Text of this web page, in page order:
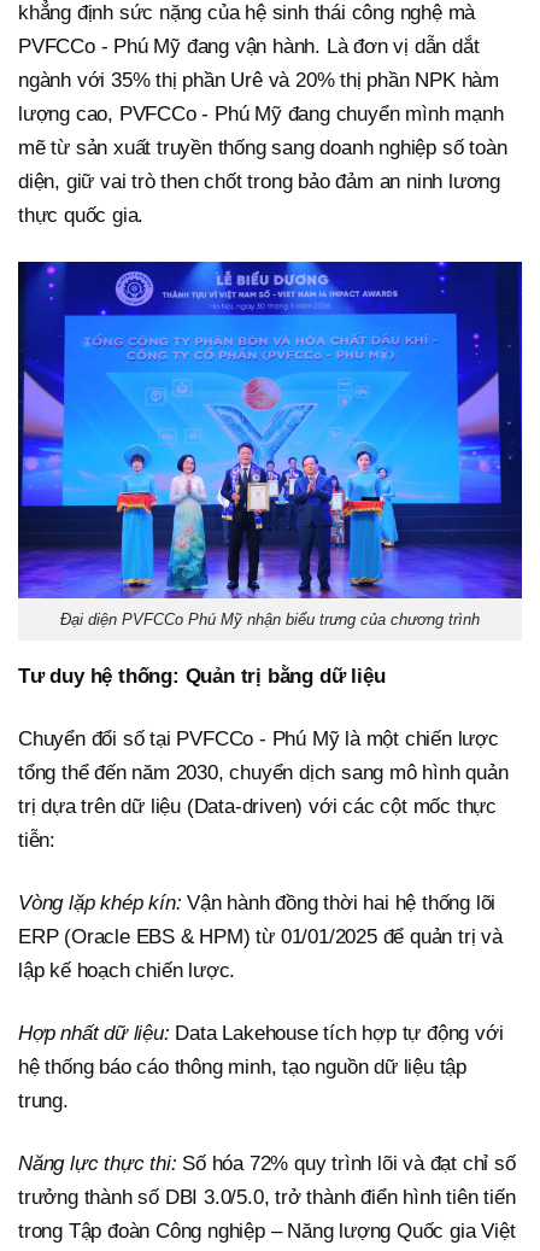
khẳng định sức nặng của hệ sinh thái công nghệ mà
PVFCCo - Phú Mỹ đang vận hành. Là đơn vị dẫn dắt
ngành với 35% thị phần Urê và 20% thị phần NPK hàm
lượng cao, PVFCCo - Phú Mỹ đang chuyển mình mạnh
mẽ từ sản xuất truyền thống sang doanh nghiệp số toàn
diện, giữ vai trò then chốt trong bảo đảm an ninh lương
thực quốc gia.
Đại diện PVFCCo Phú Mỹ nhận biểu trưng của chương trình
Tư duy hệ thống: Quản trị bằng dữ liệu
Chuyển đổi số tại PVFCCo - Phú Mỹ là một chiến lược
tổng thể đến năm 2030, chuyển dịch sang mô hình quản
trị dựa trên dữ liệu (Data-driven) với các cột mốc thực
tiễn:
Vòng lặp khép kín: Vận hành đồng thời hai hệ thống lõi
ERP (Oracle EBS & HPM) từ 01/01/2025 để quản trị và
lập kế hoạch chiến lược.
Hợp nhất dữ liệu: Data Lakehouse tích hợp tự động với
hệ thống báo cáo thông minh, tạo nguồn dữ liệu tập
trung.
Năng lực thực thi: Số hóa 72% quy trình lõi và đạt chỉ số
trưởng thành số DBI 3.0/5.0, trở thành điển hình tiên tiến
trong Tập đoàn Công nghiệp – Năng lượng Quốc gia Việt